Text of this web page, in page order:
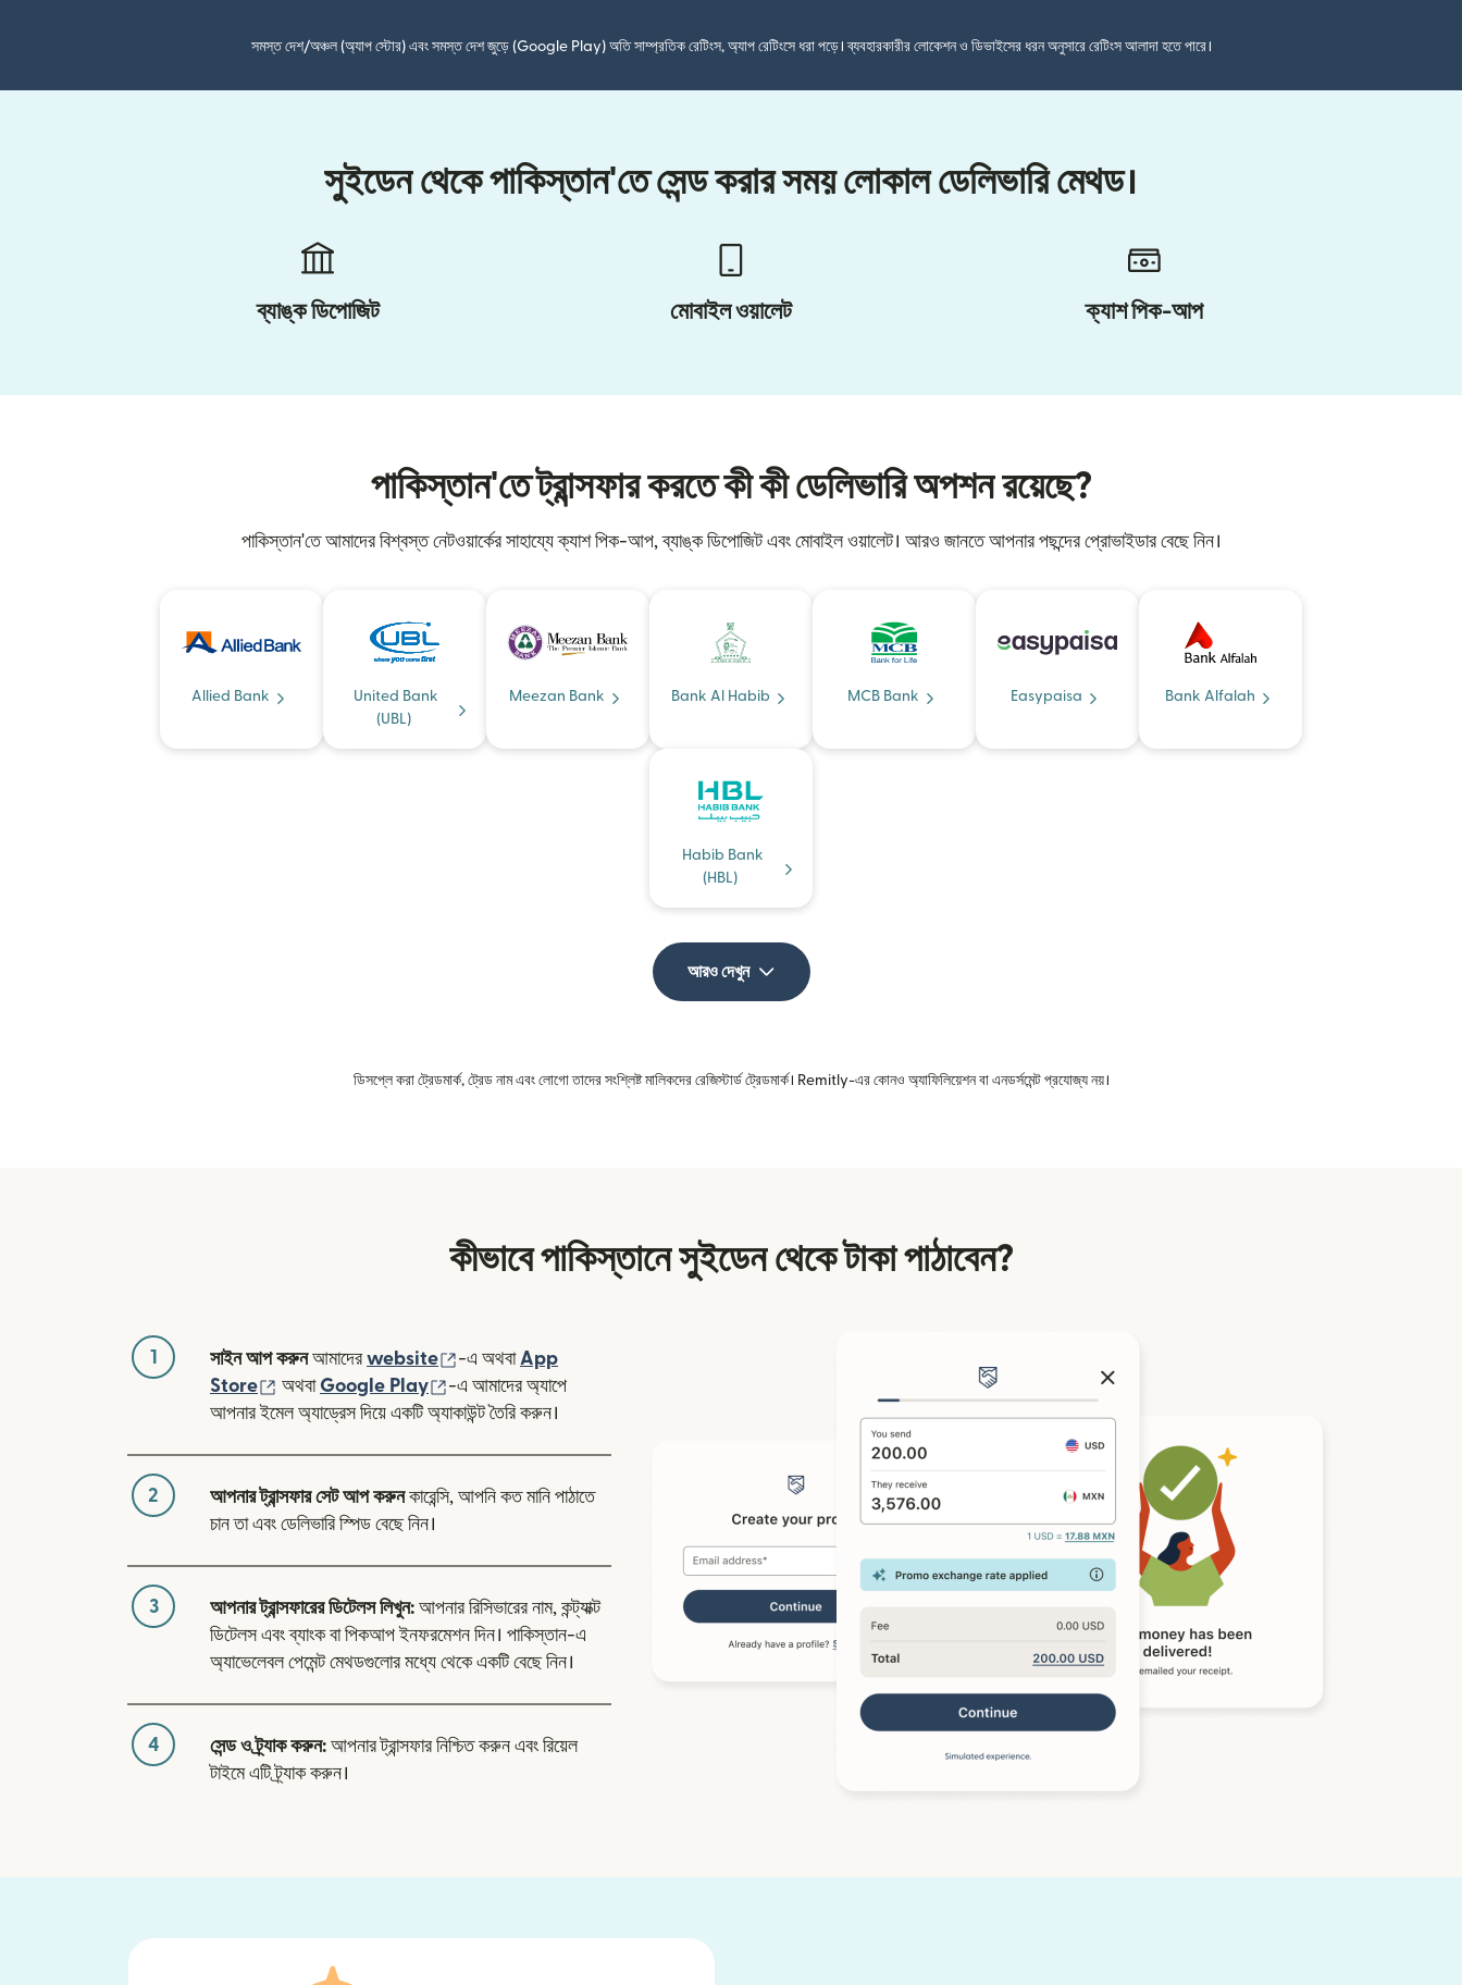
সমস্ত দেশ/অঞ্চল (অ্যাপ স্টোর) এবং সমস্ত দেশ জুড়ে (Google Play) অতি সাম্প্রতিক রেটিংস, অ্যাপ রেটিংসে ধরা পড়ে। ব্যবহারকারীর লোকেশন ও ডিভাইসের ধরন অনুসারে রেটিংস আলাদা হতে পারে।
সুইডেন থেকে পাকিস্তান'তে সেন্ড করার সময় লোকাল ডেলিভারি মেথড।
ব্যাঙ্ক ডিপোজিট মোবাইল ওয়ালেট ক্যাশ পিক-আপ
পাকিস্তান'তে ট্রান্সফার করতে কী কী ডেলিভারি অপশন রয়েছে?
পাকিস্তান'তে আমাদের বিশ্বস্ত নেটওয়ার্কের সাহায্যে ক্যাশ পিক-আপ, ব্যাঙ্ক ডিপোজিট এবং মোবাইল ওয়ালেট। আরও জানতে আপনার পছন্দের প্রোভাইডার বেছে নিন।
Allied Bank
United Bank
(UBL)
Meezan Bank Bank Al Habib MCB Bank Easypaisa Bank Alfalah
Habib Bank
(HBL)
আরও দেখুন
ডিসপ্লে করা ট্রেডমার্ক, ট্রেড নাম এবং লোগো তাদের সংশ্লিষ্ট মালিকদের রেজিস্টার্ড ট্রেডমার্ক। Remitly-এর কোনও অ্যাফিলিয়েশন বা এনডর্সমেন্ট প্রযোজ্য নয়।
কীভাবে পাকিস্তানে সুইডেন থেকে টাকা পাঠাবেন?
1 সাইন আপ করুনআমাদেরwebsite (নতুন উইন্ডোতে খুলবে)
-এ অথবাApp
Store
(নতুন উইন্ডোতে খুলবে)
অথবা Google Play (নতুন উইন্ডোতে খুলবে)
-এ আমাদের অ্যাপে
আপনার ইমেল অ্যাড্রেস দিয়ে একটি অ্যাকাউন্ট তৈরি করুন।
2 আপনার ট্রান্সফার সেট আপ করুনকারেন্সি, আপনি কত মানি পাঠাতে
চান তা এবং ডেলিভারি স্পিড বেছে নিন।
3 আপনার ট্রান্সফারের ডিটেলস লিখুন: আপনার রিসিভারের নাম, কন্ট্যাক্ট
ডিটেলস এবং ব্যাংক বা পিকআপ ইনফরমেশন দিন। পাকিস্তান-এ
অ্যাভেলেবল পেমেন্ট মেথডগুলোর মধ্যে থেকে একটি বেছে নিন।
4 সেন্ড ও ট্র্যাক করুন: আপনার ট্রান্সফার নিশ্চিত করুন এবং রিয়েল
টাইমে এটি ট্র্যাক করুন।